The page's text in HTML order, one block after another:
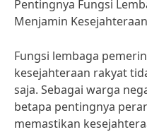
Pentingnya Fungsi
Menjamin
Fungsi lembaga
kesejahteraan rakyat
saja. Sebagai warga
betapa pentingnya
memastikan